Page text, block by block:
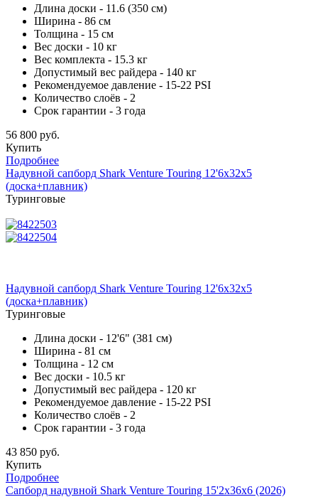
Длина доски - 11.6 (350 см)
Ширина - 86 см
Толщина - 15 см
Вес доски - 10 кг
Вес комплекта - 15.3 кг
Допустимый вес райдера - 140 кг
Рекомендуемое давление - 15-22 PSI
Количество слоёв - 2
Срок гарантии - 3 года
56 800 руб.
Купить
Подробнее
Надувной сапборд Shark Venture Touring 12'6x32x5
(доска+плавник)
Туринговые
Надувной сапборд Shark Venture Touring 12'6x32x5
(доска+плавник)
Туринговые
Длина доски - 12'6" (381 см)
Ширина - 81 см
Толщина - 12 см
Вес доски - 10.5 кг
Допустимый вес райдера - 120 кг
Рекомендуемое давление - 15-22 PSI
Количество слоёв - 2
Срок гарантии - 3 года
43 850 руб.
Купить
Подробнее
Сапборд надувной Shark Venture Touring 15'2x36x6 (2026)